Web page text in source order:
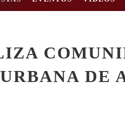
DE